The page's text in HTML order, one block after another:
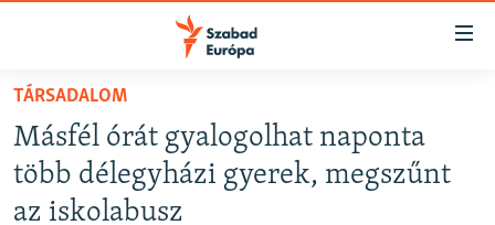
Akadálymentes
Ugrás
fő
oldalra
NAPIRENDEN
AKTUÁLIS
PODCASTOK
TÁRSADALOM
Másfél órát gyalogolhat naponta
több délegyházi gyerek, megszűnt
az iskolabusz
FELIRATKOZÁS